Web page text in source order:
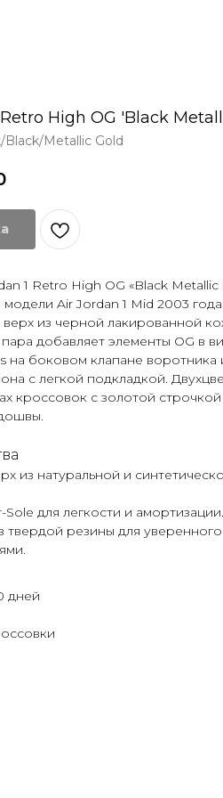
High OG 'Black
Black/Metallic Gold
1 Retro High OG «Black
Air Jordan 1 Mid 2003
верх из черной лакированной
пара добавляет элементы OG в
на боковом клапане воротника
с легкой подкладкой.
кроссовок с золотой
из натуральной и
для легкости и амортизации.
твердой резины для
дней